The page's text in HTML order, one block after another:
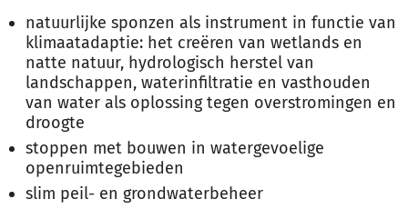
natuurlijke sponzen als instrument in functie van
klimaatadaptie: het creëren van wetlands en
natte natuur, hydrologisch herstel van
landschappen, waterinfiltratie en vasthouden
van water als oplossing tegen overstromingen en
droogte
stoppen met bouwen in watergevoelige
openruimtegebieden
slim peil- en grondwaterbeheer